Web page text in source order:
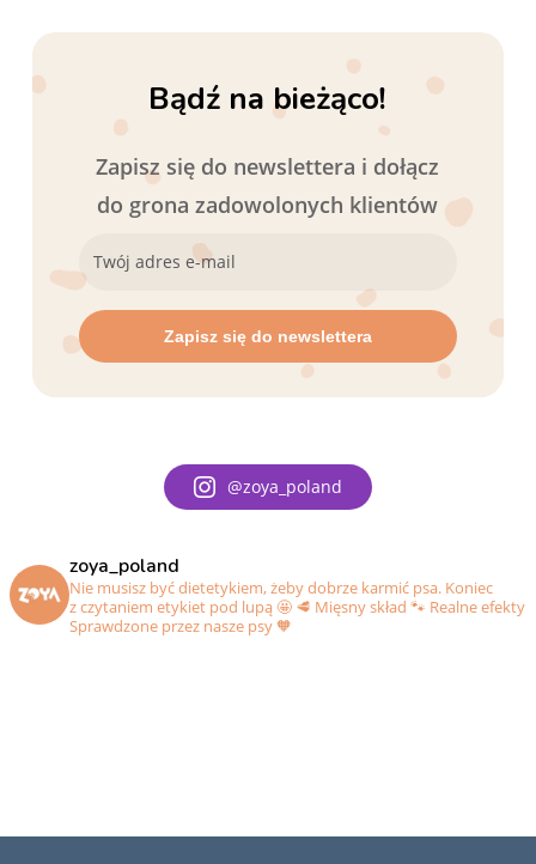
Bądź na bieżąco!
Zapisz się do newslettera i dołącz
do grona zadowolonych klientów
@zoya_poland
zoya_poland
Nie musisz być dietetykiem, żeby dobrze karmić psa. Koniec
z czytaniem etykiet pod lupą 🤩🥩 Mięsny skład 🐾 Realne efekty
Sprawdzone przez nasze psy 🧡